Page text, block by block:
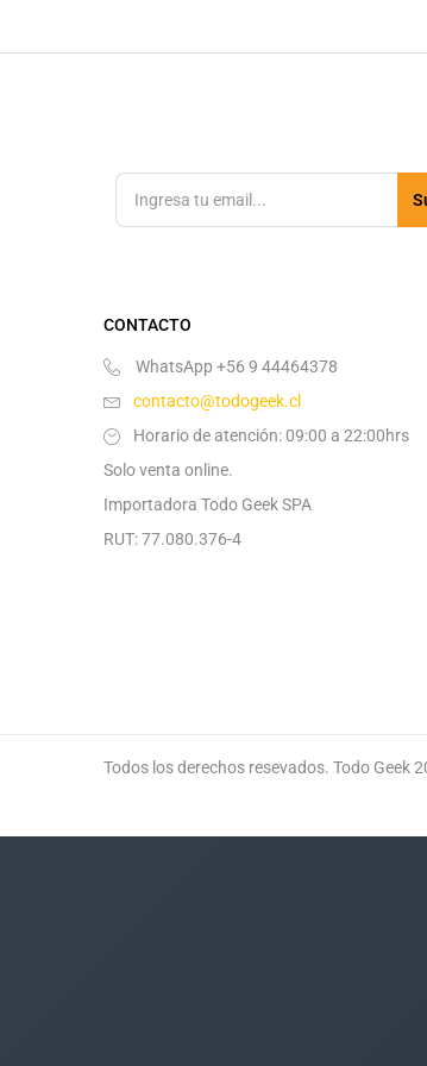
CONTACTO
WhatsApp +56 9 44464378
contacto@todogeek.cl
Horario de atención: 09:00 a 22:00hrs
Solo venta online.
Importadora Todo Geek SPA
RUT: 77.080.376-4
Todos los derechos resevados. Todo Geek